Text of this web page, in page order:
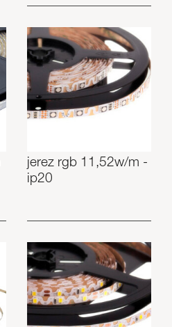
jerez rgb 11,52w/m -
ip20